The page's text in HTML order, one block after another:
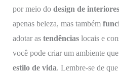
por meio do design de interiores
apenas beleza, mas também
adotar as tendênciaslocais e
você pode criar um ambiente
estilo de vida. Lembre-se de